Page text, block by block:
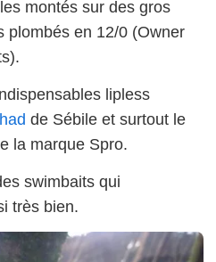
montés sur des gros
plombés en 12/0 (Owner
lipless
de Sébile et surtout le
la marque Spro.
swimbaits qui
très bien.